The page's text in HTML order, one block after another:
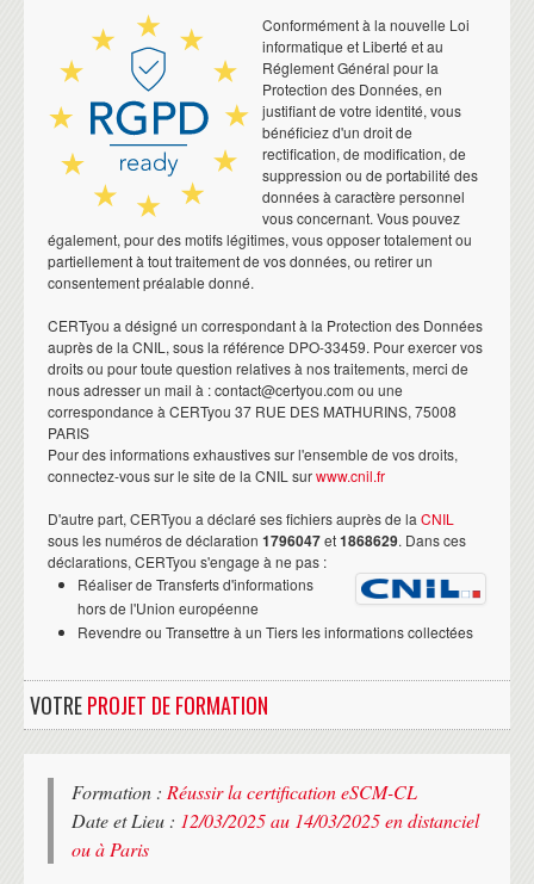
Conformément à la nouvelle Loi
informatique et Liberté et au
Réglement Général pour la
Protection des Données, en
justifiant de votre identité, vous
bénéficiez d'un droit de
rectification, de modification, de
suppression ou de portabilité des
données à caractère personnel
vous concernant. Vous pouvez
également, pour des motifs légitimes, vous opposer totalement ou
partiellement à tout traitement de vos données, ou retirer un
consentement préalable donné.
CERTyou a désigné un correspondant à la Protection des Données
auprès de la CNIL, sous la référence DPO-33459. Pour exercer vos
droits ou pour toute question relatives à nos traitements, merci de
nous adresser un mail à : contact@certyou.com ou une
correspondance à CERTyou 37 RUE DES MATHURINS, 75008
PARIS
Pour des informations exhaustives sur l'ensemble de vos droits,
connectez-vous sur le site de la CNIL surwww.cnil.fr
D'autre part, CERTyou a déclaré ses fichiers auprès de la CNIL
sous les numéros de déclaration 1796047et1868629. Dans ces
déclarations, CERTyou s'engage à ne pas :
Réaliser de Transferts d'informations
hors de l'Union européenne
Revendre ou Transettre à un Tiers les informations collectées
VOTREPROJET DE FORMATION
Formation : Réussir la certification eSCM-CL
Date et Lieu : 12/03/2025 au 14/03/2025 en distanciel
ou à Paris